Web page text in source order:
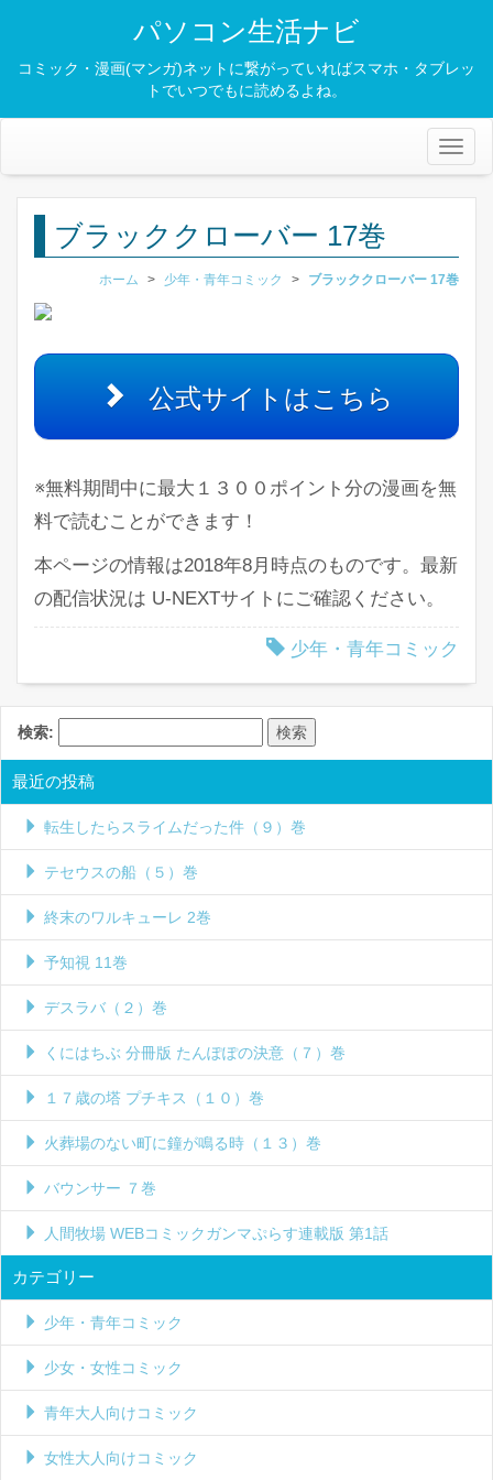
パソコン生活ナビ
コミック・漫画(マンガ)ネットに繋がっていればスマホ・タブレッ
トでいつでもに読めるよね。
ブラッククローバー 17巻
ホーム > 少年・青年コミック > ブラッククローバー 17巻
公式サイトはこちら
※無料期間中に最大１３００ポイント分の漫画を無
料で読むことができます！
本ページの情報は2018年8月時点のものです。最新
の配信状況は U-NEXTサイトにご確認ください。
少年・青年コミック
検索:
最近の投稿
転生したらスライムだった件（９）巻
テセウスの船（５）巻
終末のワルキューレ 2巻
予知視 11巻
デスラバ（２）巻
くにはちぶ 分冊版 たんぽぽの決意（７）巻
１７歳の塔 プチキス（１０）巻
火葬場のない町に鐘が鳴る時（１３）巻
バウンサー ７巻
人間牧場 WEBコミックガンマぷらす連載版 第1話
カテゴリー
少年・青年コミック
少女・女性コミック
青年大人向けコミック
女性大人向けコミック